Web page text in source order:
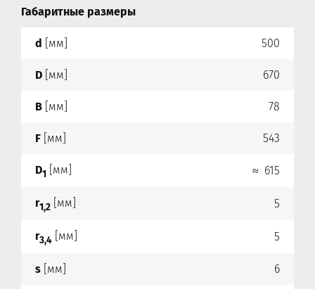
Габаритные размеры
d [мм] 500
D [мм] 670
B [мм] 78
F [мм] 543
D1 [мм] ≈ 615
r1,2 [мм] 5
r3,4 [мм] 5
s [мм] 6